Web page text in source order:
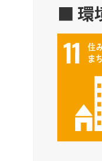
■ 環